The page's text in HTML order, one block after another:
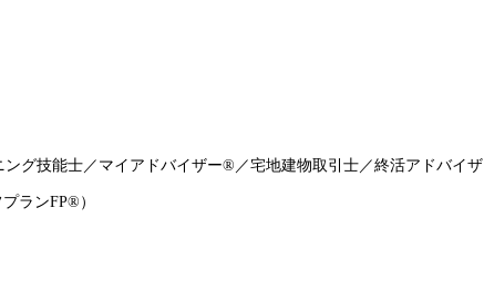
グ技能士／マイアドバイザー®／宅地建物取引士／終活アドバイザ
ランFP®）